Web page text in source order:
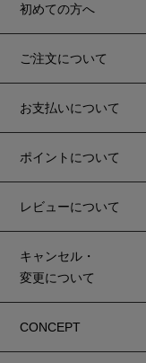
初めての方へ
ご注文について
お支払いについて
ポイントについて
レビューについて
キャンセル・
変更について
CONCEPT